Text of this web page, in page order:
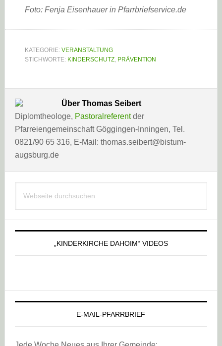
Foto: Fenja Eisenhauer in Pfarrbriefservice.de
KATEGORIE: VERANSTALTUNG
STICHWORTE: KINDERSCHUTZ, PRÄVENTION
Über Thomas Seibert
Diplomtheologe, Pastoralreferentder
Pfarreiengemeinschaft Göggingen-Inningen, Tel.
0821/90 65 316, E-Mail: thomas.seibert@bistum-
augsburg.de
Haupt-
Sidebar
durchsuchen
„KINDERKIRCHE DAHOIM“ VIDEOS
E-MAIL-PFARRBRIEF